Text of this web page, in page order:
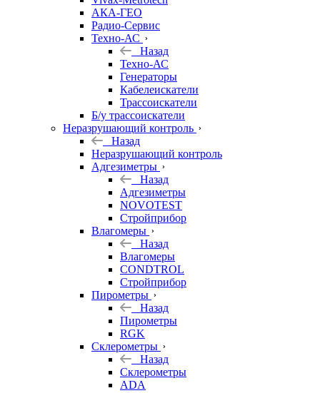
АКА-ГЕО
Радио-Сервис
Техно-АС
Назад
Техно-АС
Генераторы
Кабелеискатели
Трассоискатели
Б/у трассоискатели
Неразрушающий контроль
Назад
Неразрушающий контроль
Адгезиметры
Назад
Адгезиметры
NOVOTEST
Стройприбор
Влагомеры
Назад
Влагомеры
CONDTROL
Стройприбор
Пирометры
Назад
Пирометры
RGK
Склерометры
Назад
Склерометры
ADA